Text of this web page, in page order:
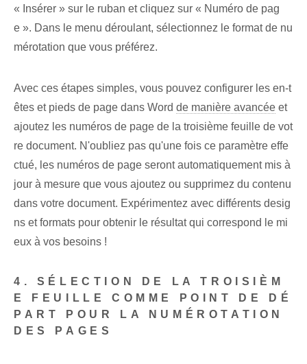
« Insérer » sur le ruban et cliquez sur « Numéro de pag
e ». Dans le menu déroulant, sélectionnez le format de nu
mérotation que vous préférez.
Avec ces étapes simples, vous pouvez configurer les en-t
êtes et pieds de page dans Word de manière avancée et
ajoutez les numéros de page de la troisième feuille de vot
re document. N'oubliez pas qu'une fois ce paramètre effe
ctué, les numéros de page seront automatiquement mis à
jour à mesure que vous ajoutez ou supprimez du contenu
dans votre document. Expérimentez avec différents desig
ns et formats pour obtenir le résultat qui correspond le mi
eux à vos besoins !
4. SÉLECTION DE LA TROISIÈM
E FEUILLE COMME POINT DE DÉ
PART POUR LA NUMÉROTATION
DES PAGES